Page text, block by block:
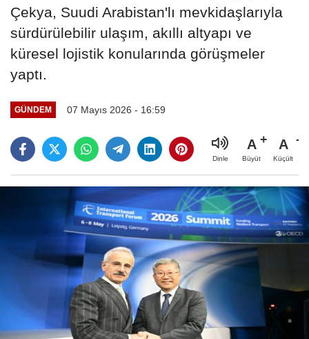
Çekya, Suudi Arabistan'lı mevkidaşlarıyla
sürdürülebilir ulaşım, akıllı altyapı ve
küresel lojistik konularında görüşmeler
yaptı.
GÜNDEM 07 Mayıs 2026 - 16:59
Dinle
A
Büyüt
A
Küçült